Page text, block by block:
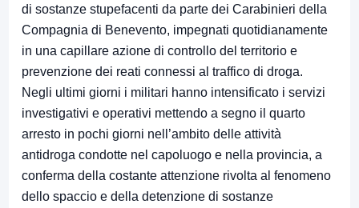
di sostanze stupefacenti da parte dei Carabinieri della
Compagnia di Benevento, impegnati quotidianamente
in una capillare azione di controllo del territorio e
prevenzione dei reati connessi al traffico di droga.
Negli ultimi giorni i militari hanno intensificato i servizi
investigativi e operativi mettendo a segno il quarto
arresto in pochi giorni nell’ambito delle attività
antidroga condotte nel capoluogo e nella provincia, a
conferma della costante attenzione rivolta al fenomeno
dello spaccio e della detenzione di sostanze